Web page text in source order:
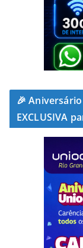
🎉
EXCLUSIVA